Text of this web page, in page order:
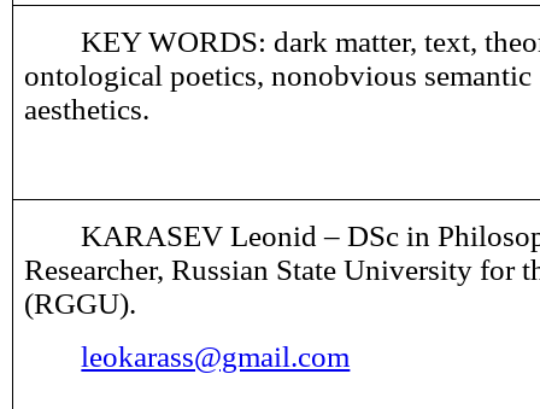
KEY WORDS: dark matter, text,
ontological poetics, nonobvious semantic
aesthetics.
KARASEV Leonid ‒ DSc in
Researcher, Russian State University for
(RGGU).
leokarass@gmail.com